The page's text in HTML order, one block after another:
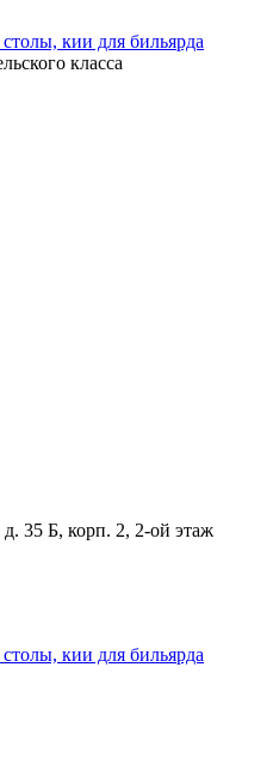
класса
35 Б, корп. 2, 2-ой этаж